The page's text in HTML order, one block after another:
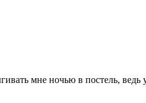
мне ночью в постель, ведь